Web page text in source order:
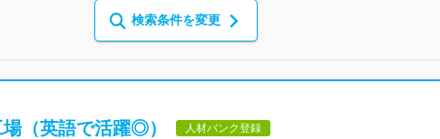
検索条件を変更
（英語で活躍◎） 人材バンク登録